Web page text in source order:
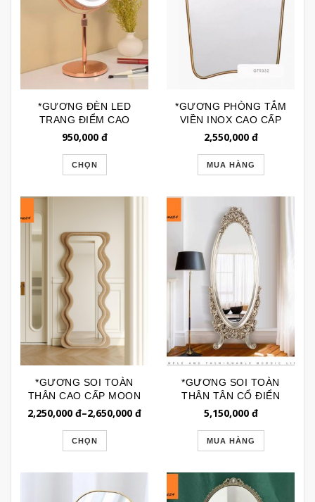
*GƯƠNG ĐÈN LED
TRANG ĐIỂM CAO
CẤP INOX GTD112VH
950,000đ
CHỌN
*GƯƠNG PHÒNG TẮM
VIỀN INOX CAO CẤP
KIỂU BẮC ÂU GTR332
2,550,000đ
MUA HÀNG
*GƯƠNG SOI TOÀN
THÂN CAO CẤP MOON
SPACE SÓNG TÓC
2,250,000 đ–2,650,000 đ
CHỌN
*GƯƠNG SOI TOÀN
THÂN TÂN CỔ ĐIỂN
DÁNG OVAL HỌA TIẾT
5,150,000đ
MUA HÀNG